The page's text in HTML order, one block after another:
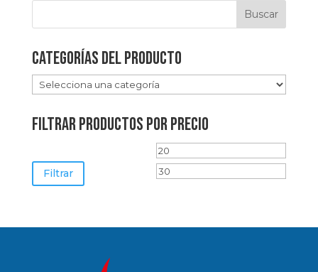
Categorías del producto
FILTRAR PRODUCTOS POR PRECIO
Precio
mínimo
Filtrar